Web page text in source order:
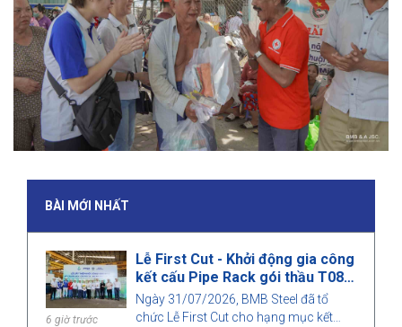
BÀI MỚI NHẤT
6 giờ trước
Lễ First Cut - Khởi động gia công
kết cấu Pipe Rack gói thầu T08,
dự án Nhà máy Nhiệt điện Long
Phú 1
Ngày 31/07/2026, BMB Steel đã tổ
chức Lễ First Cut cho hạng mục kết